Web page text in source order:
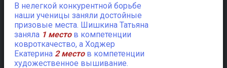
В нелегкой конкурентной борьбе
наши ученицы заняли достойные
призовые места. Шишкина Татьяна
заняла 1 местов компетенции
ковроткачество, а Ходжер
Екатерина 2 местов компетенции
художественное вышивание.